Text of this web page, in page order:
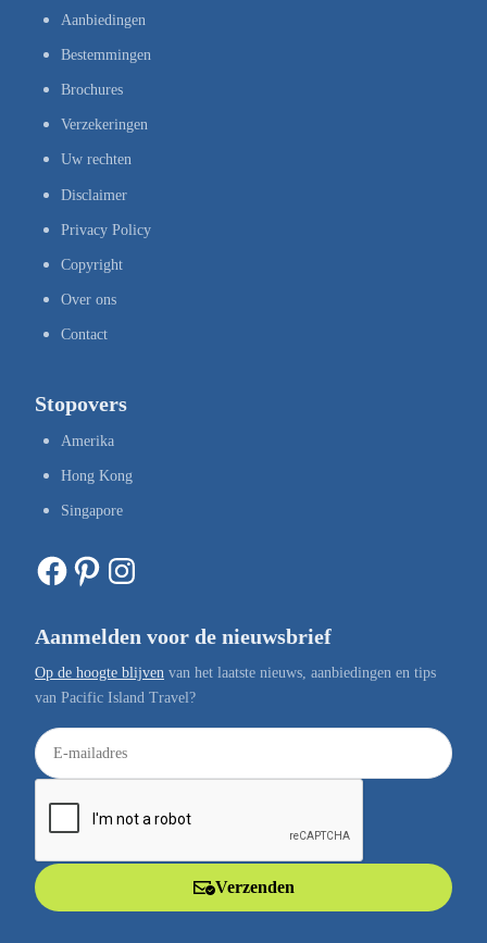
Aanbiedingen
Bestemmingen
Brochures
Verzekeringen
Uw rechten
Disclaimer
Privacy Policy
Copyright
Over ons
Contact
Stopovers
Amerika
Hong Kong
Singapore
Facebook Pinterest Instagram
Aanmelden voor de nieuwsbrief
Op de hoogte blijven van het laatste nieuws, aanbiedingen en tips
van Pacific Island Travel?
E
-
a
Verzenden